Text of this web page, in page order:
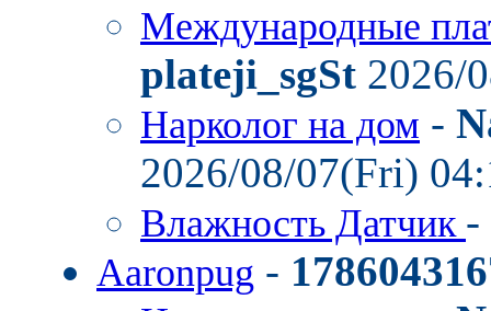
Международные
plateji_sgSt 2026/
Нарколог на дом -
2026/08/07(Fri)
Влажность Датчик -
Aaronpug -